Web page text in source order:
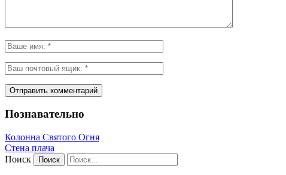
Познавательно
Колонна Святого Огня
Стена плача
Поиск